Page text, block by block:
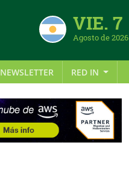
VIE. 7
Agosto de 2026
NEWSLETTER RED IN